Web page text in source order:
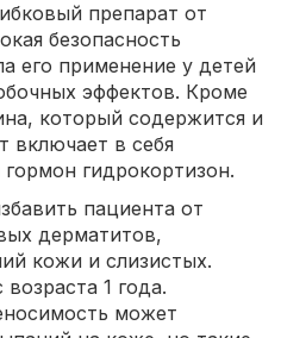
препарат от
безопасность
его применение у детей
эффектов. Кроме
который содержится и
включает в себя
гидрокортизон.
пациента от
дерматитов,
кожи и слизистых.
1 года.
может